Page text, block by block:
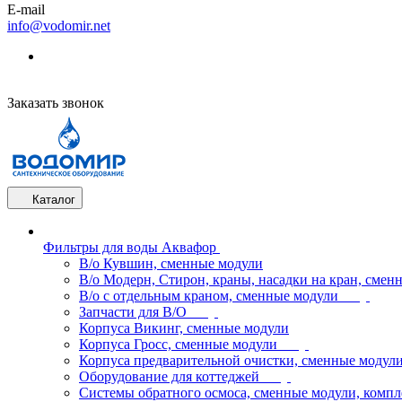
E-mail
info@vodomir.net
Заказать звонок
Каталог
Фильтры для воды Аквафор
В/о Кувшин, сменные модули
В/о Модерн, Стирон, краны, насадки на кран,
В/о с отдельным краном, сменные модули
Запчасти для В/О
Корпуса Викинг, сменные модули
Корпуса Гросс, сменные модули
Корпуса предварительной очистки, сменные модули
Оборудование для коттеджей
Системы обратного осмоса, сменные модули,